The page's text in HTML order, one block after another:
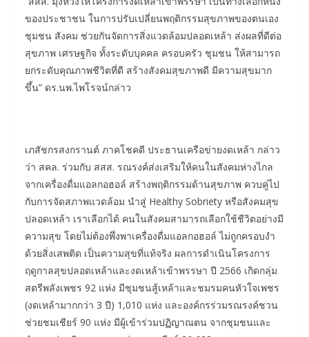
ของประชาชน ในการปรับเปลี่ยนพฤติกรรมสุขภาพของตนเอง
ชุมชน สังคม ช่วยกันจัดการสิ่งแวดล้อมปลอดเหล้า ส่งผลที่ดีต่อ
สุขภาพ เศรษฐกิจ ทั้งระดับบุคคล ครอบครัว ชุมชน ให้สามารถ
ยกระดับคุณภาพชีวิตที่ดี สร้างสังคมสุขภาพดี มีความสุขมาก
ขึ้น” ดร.นพ.ไพโรจน์กล่าว
เภสัชกรสงกรานต์ ภาคโชคดี ประธานเครือข่ายงดเหล้า กล่าว
ว่า สคล. ร่วมกับ สสส. รณรงค์ส่งเสริมให้คนในสังคมห่างไกล
จากเครื่องดื่มแอลกอฮอล์ สร้างพฤติกรรมด้านสุขภาพ ควบคู่ไป
กับการจัดสภาพแวดล้อม นำสู่ Healthy Sobriety หรือสังคมสุข
ปลอดเหล้า เราเลือกได้ คนในสังคมสามารถเลือกใช้ชีวิตอย่างมี
ความสุข โดยไม่ต้องพึ่งพาเครื่องดื่มแอลกอฮอล์ ไม่ถูกครอบงำ
ด้วยสิ่งเสพติด เป็นความสุขที่แท้จริง ผลการดำเนินโครงการ
ฤดูกาลสุขปลอดเหล้าและงดเหล้าเข้าพรรษา ปี 2566 เกิดกลุ่ม
สตรีพลังเพชร 92 แห่ง มีชุมชนสู้เหล้าและชมรมคนหัวใจเพชร
(งดเหล้ามากกว่า 3 ปี) 1,010 แห่ง และองค์กรร่วมรณรงค์ชวน
ช่วยชมเชียร์ 90 แห่ง มีผู้เข้าร่วมปฏิญาณตน จากชุมชนและ